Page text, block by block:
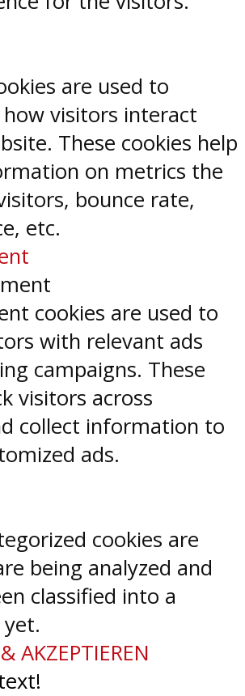
are used to
visitors interact
These cookies help
on metrics the
bounce rate,
etc.
cookies are used to
with relevant ads
campaigns. These
visitors across
collect information to
ads.
cookies are
being analyzed and
classified into a
AKZEPTIEREN